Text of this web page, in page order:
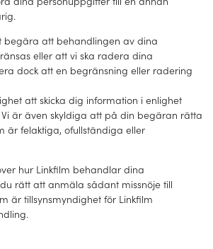
begära att behandlingen av dina
eller att vi ska radera dina
dock att en begränsning eller radering
att skicka dig information i enlighet
är även skyldiga att på din begäran rätta
är felaktiga, ofullständiga eller
hur Linkfilm behandlar dina
rätt att anmäla sådant missnöje till
är tillsynsmyndighet för Linkfilm